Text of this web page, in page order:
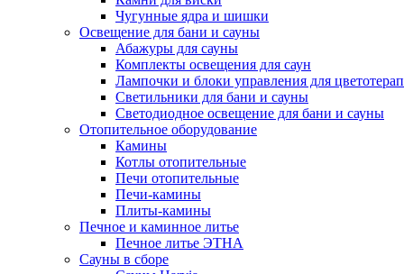
Чугунные ядра и шишки
Освещение для бани и сауны
Абажуры для сауны
Комплекты освещения для саун
Лампочки и блоки управления для
Светильники для бани и сауны
Светодиодное освещение для бани и сауны
Отопительное оборудование
Камины
Котлы отопительные
Печи отопительные
Печи-камины
Плиты-камины
Печное и каминное литье
Печное литье ЭТНА
Сауны в сборе